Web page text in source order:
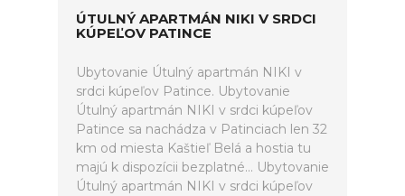
ÚTULNÝ APARTMÁN NIKI V SRDCI
KÚPEĽOV PATINCE
Ubytovanie Útulný apartmán NIKI v
srdci kúpeľov Patince. Ubytovanie
Útulný apartmán NIKI v srdci kúpeľov
Patince sa nachádza v Patinciach len 32
km od miesta Kaštieľ Belá a hostia tu
majú k dispozícii bezplatné... Ubytovanie
Útulný apartmán NIKI v srdci kúpeľov